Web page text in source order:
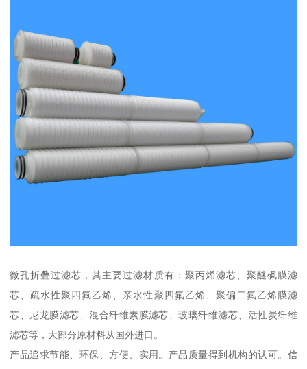
微孔折叠过滤芯，其主要过滤材质有：聚丙烯滤芯、聚醚砜膜滤
芯、疏水性聚四氟乙烯、亲水性聚四氟乙烯、聚偏二氟乙烯膜滤
芯、尼龙膜滤芯、混合纤维素膜滤芯、玻璃纤维滤芯、活性炭纤维
滤芯等，大部分原材料从国外进口。
产品追求节能、环保、方便、实用。产品质量得到机构的认可。信